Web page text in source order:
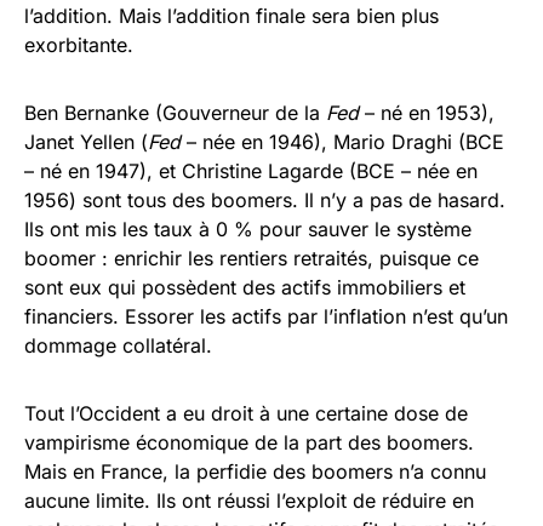
l’addition. Mais l’addition finale sera bien plus
exorbitante.
Ben Bernanke (Gouverneur de la Fed– né en 1953),
Janet Yellen (Fed– née en 1946), Mario Draghi (BCE
– né en 1947), et Christine Lagarde (BCE – née en
1956) sont tous des boomers. Il n’y a pas de hasard.
Ils ont mis les taux à 0 % pour sauver le système
boomer : enrichir les rentiers retraités, puisque ce
sont eux qui possèdent des actifs immobiliers et
financiers. Essorer les actifs par l’inflation n’est qu’un
dommage collatéral.
Tout l’Occident a eu droit à une certaine dose de
vampirisme économique de la part des boomers.
Mais en France, la perfidie des boomers n’a connu
aucune limite. Ils ont réussi l’exploit de réduire en